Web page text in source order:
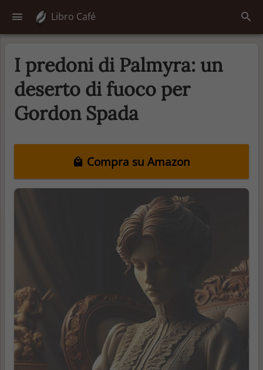
Libro Café
I predoni di Palmyra: un
deserto di fuoco per
Gordon Spada
Compra su Amazon